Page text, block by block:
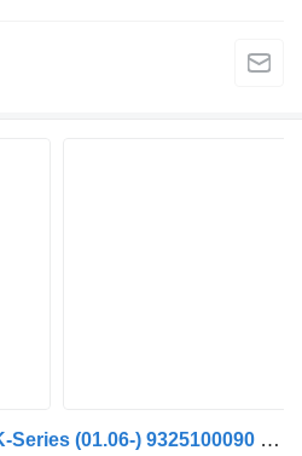
Sušilnik zraka WABCO K-Series (01.06-) 9325100090 za avtobus Scania K,N,F-series bus (2006-)